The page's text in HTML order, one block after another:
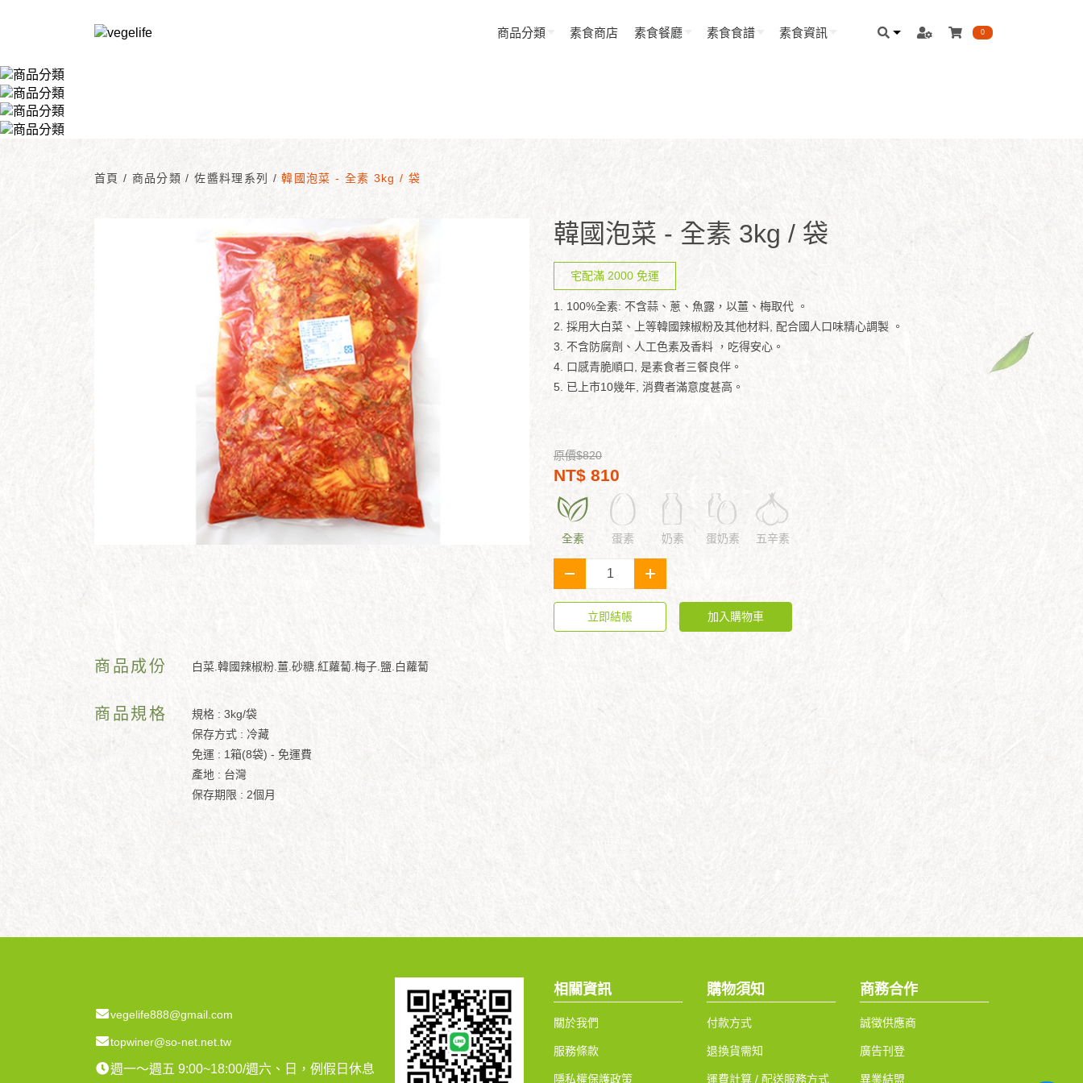
商品分類 素食商店 素食餐廳 素食食譜 素食資訊 0
首頁/ 商品分類/ 佐醬料理系列 / 韓國泡菜 - 全素 3kg / 袋
韓國泡菜 - 全素 3kg / 袋
宅配滿 2000 免運
1. 100%全素: 不含蒜、蔥、魚露，以薑、梅取代 。
2. 採用大白菜、上等韓國辣椒粉及其他材料, 配合國人口味精心調製 。
3. 不含防腐劑、人工色素及香料 ，吃得安心。
4. 口感青脆順口, 是素食者三餐良伴。
5. 已上市10幾年, 消費者滿意度甚高。
原價$820
NT$ 810
全素 蛋素 奶素 蛋奶素 五辛素
- +
立即結帳 加入購物車
商品成份 白菜.韓國辣椒粉.薑.砂糖.紅蘿蔔.梅子.鹽.白蘿蔔
商品規格
規格 : 3kg/袋
保存方式 : 冷藏
免運 : 1箱(8袋) - 免運費
產地 : 台灣
保存期限 : 2個月
vegelife888@gmail.com
topwiner@so-net.net.tw
週一～週五 9:00~18:00/週六、日，例假日休息
相關資訊
關於我們
服務條款
隱私權保護政策
購物須知
付款方式
退換貨需知
運費計算 / 配送服務方式
商務合作
誠徵供應商
廣告刊登
異業結盟